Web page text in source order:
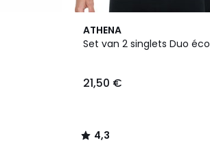
ATHENA
Set van 2 singlets Duo éco
21,50 €
4,3
/ 5
4,3
/